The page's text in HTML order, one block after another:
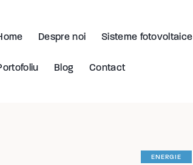
Despre noi Sisteme fotovoltaice
Blog Contact
ENERGIE